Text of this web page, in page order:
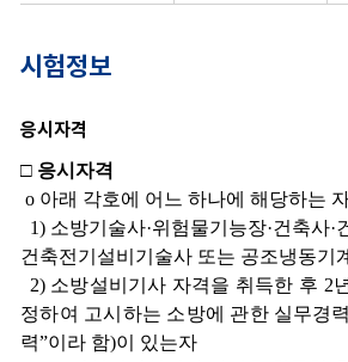
시험정보
응시자격